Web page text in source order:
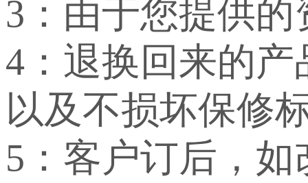
3：由于您提供
4：退换回来的
以及不损坏保修
5：客户订后，